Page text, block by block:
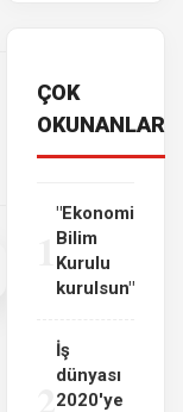
ÇOK
OKUNANLAR
"Ekonomi
Bilim
Kurulu
kurulsun"
İş
dünyası
2020'ye